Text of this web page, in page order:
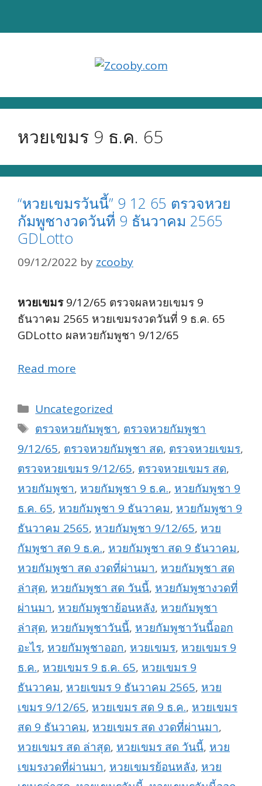
หวยเขมร 9 ธ.ค. 65
“หวยเขมรวันนี้” 9 12 65 ตรวจหวย
กัมพูชางวดวันที่ 9 ธันวาคม 2565
GDLotto
09/12/2022 by zcooby
หวยเขมร9/12/65 ตรวจผลหวยเขมร 9
ธันวาคม 2565 หวยเขมรงวดวันที่ 9 ธ.ค. 65
GDLotto ผลหวยกัมพูชา 9/12/65
Read more
Categories
Uncategorized
Tags
ตรวจหวยกัมพูชา, ตรวจหวยกัมพูชา
9/12/65, ตรวจหวยกัมพูชา สด, ตรวจหวยเขมร,
ตรวจหวยเขมร 9/12/65, ตรวจหวยเขมร สด,
หวยกัมพูชา, หวยกัมพูชา 9 ธ.ค., หวยกัมพูชา 9
ธ.ค. 65, หวยกัมพูชา 9 ธันวาคม, หวยกัมพูชา 9
ธันวาคม 2565, หวยกัมพูชา 9/12/65, หวย
กัมพูชา สด 9 ธ.ค., หวยกัมพูชา สด 9 ธันวาคม,
หวยกัมพูชา สด งวดที่ผ่านมา, หวยกัมพูชา สด
ล่าสุด, หวยกัมพูชา สด วันนี้, หวยกัมพูชางวดที่
ผ่านมา, หวยกัมพูชาย้อนหลัง, หวยกัมพูชา
ล่าสุด, หวยกัมพูชาวันนี้, หวยกัมพูชาวันนี้ออก
อะไร, หวยกัมพูชาออก, หวยเขมร, หวยเขมร 9
ธ.ค., หวยเขมร 9 ธ.ค. 65, หวยเขมร 9
ธันวาคม, หวยเขมร 9 ธันวาคม 2565, หวย
เขมร 9/12/65, หวยเขมร สด 9 ธ.ค., หวยเขมร
สด 9 ธันวาคม, หวยเขมร สด งวดที่ผ่านมา,
หวยเขมร สด ล่าสุด, หวยเขมร สด วันนี้, หวย
เขมรงวดที่ผ่านมา, หวยเขมรย้อนหลัง, หวย